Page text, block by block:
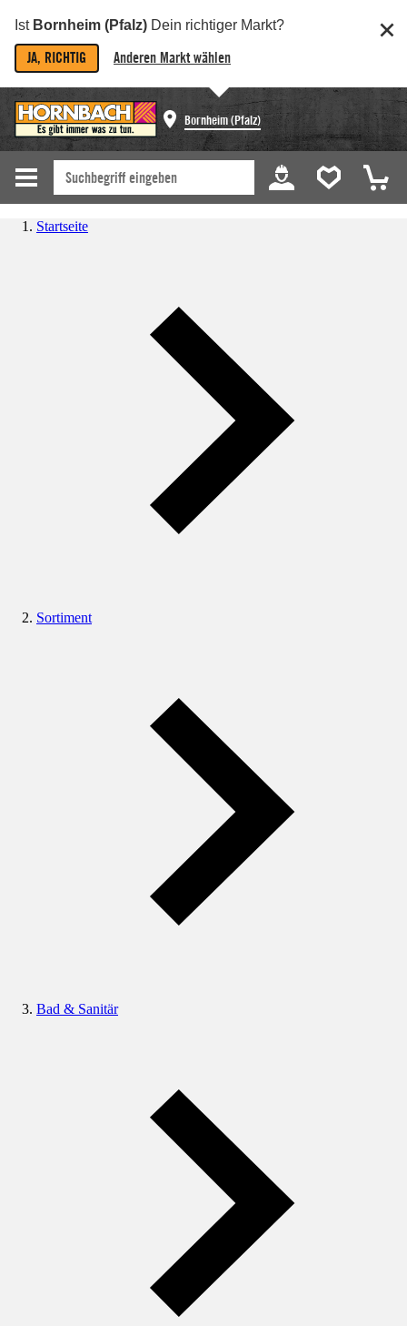
Ist Bornheim (Pfalz) Dein richtiger Markt?
JA, RICHTIG Anderen Markt wählen
Bornheim (Pfalz)
Startseite
Sortiment
Bad & Sanitär